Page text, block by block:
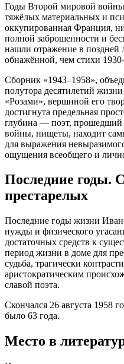
Годы Второй мировой
тяжёлых материальных и
оккупированная Франция,
полной заброшенности и
нашли отражение в поздней
обнажённой, чем стихи
Сборник «1943–1958»,
полутора десятилетий жизни
«Розами», вершиной его
достигнута предельная
глубина — поэт, прошедший
войны, нищеты, находит
для выражения
ощущения всеобщего и
Последние годы.
престарелых
Последние годы жизни
нужды и физического
достаточных средств к
период жизни в доме для
судьба, трагически
аристократическим
славой поэта.
Скончался 26 августа 1958
было 63 года.
Место в